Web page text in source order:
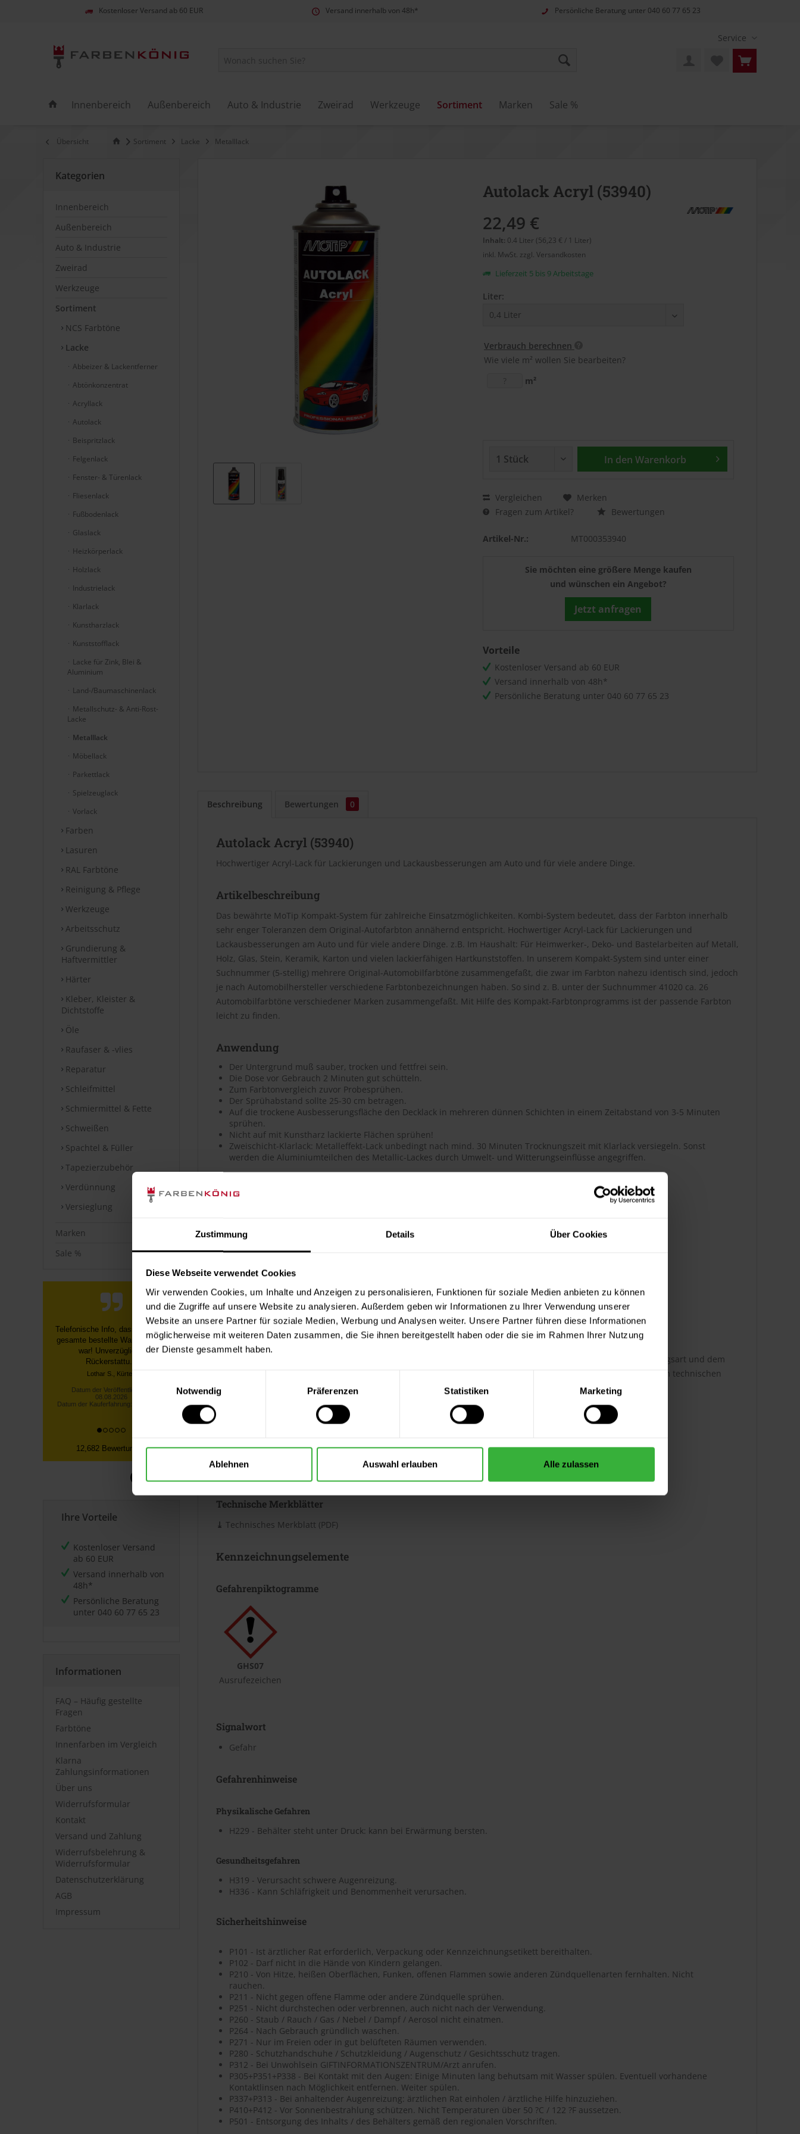
Zustimmung Details Über Cookies
Diese Webseite verwendet Cookies
Wir verwenden Cookies, um Inhalte und Anzeigen zu personalisieren, Funktionen für soziale Medien anbieten zu können
und die Zugriffe auf unsere Website zu analysieren. Außerdem geben wir Informationen zu Ihrer Verwendung unserer
Website an unsere Partner für soziale Medien, Werbung und Analysen weiter. Unsere Partner führen diese Informationen
möglicherweise mit weiteren Daten zusammen, die Sie ihnen bereitgestellt haben oder die sie im Rahmen Ihrer Nutzung
der Dienste gesammelt haben.
Einwilligungsauswahl
Notwendig
Präferenzen Statistiken Marketing
Ablehnen Auswahl erlauben Alle zulassen
Kostenloser Versand ab 60 EUR Versand innerhalb von 48h* Persönliche Beratung unter 040 60 77 65 23
Service
Innenbereich Außenbereich Auto & Industrie Zweirad Werkzeuge Sortiment Marken Sale %
Übersicht Sortiment Lacke Metalllack
Kategorien
Innenbereich
Außenbereich
Auto & Industrie
Zweirad
Werkzeuge
Sortiment
NCS Farbtöne
Lacke
Abbeizer & Lackentferner
Abtönkonzentrat
Acryllack
Autolack
Beispritzlack
Felgenlack
Fenster- & Türenlack
Fliesenlack
Fußbodenlack
Glaslack
Heizkörperlack
Holzlack
Industrielack
Klarlack
Kunstharzlack
Kunststofflack
Lacke für Zink, Blei &
Aluminium
Land-/Baumaschinenlack
Metallschutz- & Anti-Rost-
Lacke
Metalllack
Möbellack
Parkettlack
Spielzeuglack
Vorlack
Farben
Lasuren
RAL Farbtöne
Reinigung & Pflege
Werkzeuge
Arbeitsschutz
Grundierung &
Haftvermittler
Härter
Kleber, Kleister &
Dichtstoffe
Öle
Raufaser & -vlies
Reparatur
Schleifmittel
Schmiermittel & Fette
Schweißen
Spachtel & Füller
Tapezierzubehör
Verdünnung
Versieglung
Marken
Sale %
Ich kann leider noch nichts, über
die Qualität der Farbe sagen, da
ich noch nicht soweit bin zum
S...
Datum der Veröffentlichung:
08.08.2026
Datum der Kauferfahrung: 28.07.2026
12,682 Bewertungen
Ihre Vorteile
Kostenloser Versand
ab 60 EUR
Versand innerhalb von
48h*
Persönliche Beratung
unter 040 60 77 65 23
Informationen
FAQ – Häufig gestellte
Fragen
Farbtöne
Innenfarben im Vergleich
Klarna
Zahlungsinformationen
Über uns
Widerrufsformular
Kontakt
Versand und Zahlung
Widerrufsbelehrung &
Widerrufsformular
Datenschutzerklärung
AGB
Impressum
Autolack Acryl (53940)
22,49 €
Inhalt: 0.4 Liter (56,23 € / 1 Liter)
inkl. MwSt. zzgl. Versandkosten
Lieferzeit 5 bis 9 Arbeitstage
Liter:
Verbrauch berechnen
Wie viele m² wollen Sie bearbeiten?
m²
In den Warenkorb
Vergleichen
Merken
Fragen zum Artikel?
Bewertungen
Artikel-Nr.: MT000353940
Sie möchten eine größere Menge kaufen
und wünschen ein Angebot?
Jetzt anfragen
Vorteile
Kostenloser Versand ab 60 EUR
Versand innerhalb von 48h*
Persönliche Beratung unter 040 60 77 65 23
Beschreibung Bewertungen 0
Autolack Acryl (53940)
Hochwertiger Acryl-Lack für Lackierungen und Lackausbesserungen am Auto und für viele andere Dinge.
Artikelbeschreibung
Das bewährte MoTip Kompakt-System für zahlreiche Einsatzmöglichkeiten. Kombi-System bedeutet, dass der Farbton innerhalb
sehr enger Toleranzen dem Original-Autofarbton annähernd entspricht. Hochwertiger Acryl-Lack für Lackierungen und
Lackausbesserungen am Auto und für viele andere Dinge. z.B. Im Haushalt: Für Heimwerker-, Deko- und Bastelarbeiten auf Metall,
Holz, Glas, Stein, Keramik, Karton und vielen lackierfähigen Hartkunststoffen. In unserem Kompakt-System sind unter einer
Suchnummer (5-stellig) mehrere Original-Automobilfarbtöne zusammengefaßt, die zwar im Farbton nahezu identisch sind, jedoch
je nach Automobilhersteller verschiedene Farbtonbezeichnungen haben. So sind z. B. unter der Suchnummer 41020 ca. 26
Automobilfarbtöne verschiedener Marken zusammengefaßt. Mit Hilfe des Kompakt-Farbtonprogramms ist der passende Farbton
leicht zu finden.
Anwendung
Der Untergrund muß sauber, trocken und fettfrei sein.
Die Dose vor Gebrauch 2 Minuten gut schütteln.
Zum Farbtonvergleich zuvor Probesprühen.
Der Sprühabstand sollte 25-30 cm betragen.
Auf die trockene Ausbesserungsfläche den Decklack in mehreren dünnen Schichten in einem Zeitabstand von 3-5 Minuten
sprühen.
Nicht auf mit Kunstharz lackierte Flächen sprühen!
Zweischicht-Klarlack: Metalleffekt-Lack unbedingt nach mind. 30 Minuten Trocknungszeit mit Klarlack versiegeln. Sonst
werden die Aluminiumteilchen des Metallic-Lackes durch Umwelt- und Witterungseinflüsse angegriffen.
Artikeldetails
Sehr gute Deckkraft, ausgezeichnete Haftung, schnelltrocknend, dauerhafter Glanz
Hohe Oberflächenhärte bei gleichzeitig guter Elastizität
Guter Verlauf, glatte Oberfläche
Polierfähig, schmutzunempfindliche Oberfläche
Wetterfest, lichtecht, UV-beständig (vergilbungsfrei)
Kratz-, stoß- und schlagfest
Uni- sowie Metallic-Lacke werden durch den Überzug mit 2-Schicht-Klarlack bedingt benzinbeständig
Verbrauch
Die Reichweite beträgt laut Hersteller ca. 3,13 bis 4,37 m²/Liter. Der Verbrauch ist dabei abhängig von der Auftragsart und dem
Untergrund. Bei diesen Verbrauchszahlen handelt es sich um Richtwerte. Weitere Infos entnehmen Sie bitte dem technischen
Merkblatt.
Datenblätter & Dokumente
Sicherheitsdatenblätter
Technische Merkblätter
⤓ Technisches Merkblatt (PDF)
Kennzeichnungselemente
Gefahrenpiktogramme
GHS07
Ausrufezeichen
Signalwort
Gefahr
Gefahrenhinweise
Physikalische Gefahren
H229 - Behälter steht unter Druck: kann bei Erwärmung bersten.
Gesundheitsgefahren
H319 - Verursacht schwere Augenreizung.
H336 - Kann Schläfrigkeit und Benommenheit verursachen.
Sicherheitshinweise
P101 - Ist ärztlicher Rat erforderlich, Verpackung oder Kennzeichnungsetikett bereithalten.
P102 - Darf nicht in die Hände von Kindern gelangen.
P210 - Von Hitze, heißen Oberflächen, Funken, offenen Flammen sowie anderen Zündquellenarten fernhalten. Nicht
rauchen.
P211 - Nicht gegen offene Flamme oder andere Zündquelle sprühen.
P251 - Nicht durchstechen oder verbrennen, auch nicht nach der Verwendung.
P260 - Staub / Rauch / Gas / Nebel / Dampf / Aerosol nicht einatmen.
P264 - Nach Gebrauch gründlich waschen.
P271 - Nur im Freien oder in gut belüfteten Räumen verwenden.
P280 - Schutzhandschuhe / Schutzkleidung / Augenschutz / Gesichtsschutz tragen.
P312 - Bei Unwohlsein GIFTINFORMATIONSZENTRUM/Arzt anrufen.
P305+P351+P338 - Bei Kontakt mit den Augen: Einige Minuten lang behutsam mit Wasser spülen. Eventuell vorhandene
Kontaktlinsen nach Möglichkeit entfernen. Weiter spülen.
P337+P313 - Bei anhaltender Augenreizung: ärztlichen Rat einholen / ärztliche Hilfe hinzuziehen.
P410+P412 - Vor Sonnenbestrahlung schützen. Nicht Temperaturen über 50 ?C / 122 ?F aussetzen.
P501 - Entsorgung des Inhalts / des Behälters gemäß den regionalen Vorschriften.